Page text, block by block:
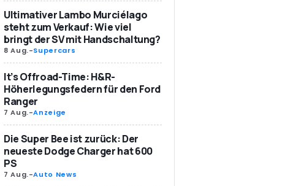
Ultimativer Lambo Murciélago
steht zum Verkauf: Wie viel
bringt der SV mit Handschaltung?
8 Aug.-Supercars
It’s Offroad-Time: H&R-
Höherlegungsfedern für den Ford
Ranger
7 Aug.-Anzeige
Die Super Bee ist zurück: Der
neueste Dodge Charger hat 600
PS
7 Aug.-Auto News